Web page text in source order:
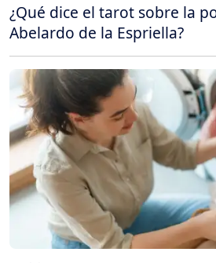
¿Qué dice el tarot sobre la
Abelardo de la Espriella?